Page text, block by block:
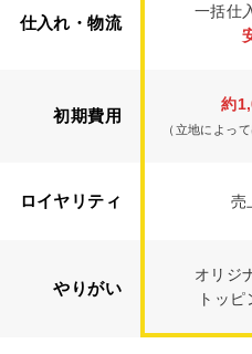
仕入れ・物流
一括仕
初期費用
約
（立地によっ
ロイヤリティ 売
やりがい
オリジ
トッピ